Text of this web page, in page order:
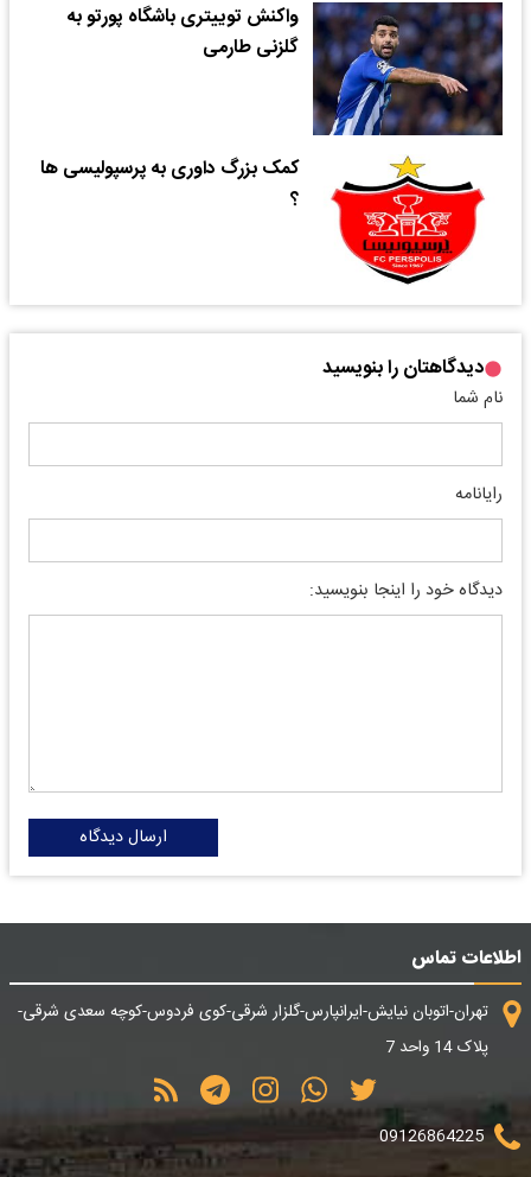
واکنش توییتری باشگاه پورتو به
گلزنی طارمی
کمک بزرگ داوری به پرسپولیسی ها
؟
دیدگاهتان را بنویسید
نام شما
رایانامه
دیدگاه خود را اینجا بنویسید:
ارسال دیدگاه
اطلاعات تماس
تهران-اتوبان نیایش-ایرانپارس-گلزار شرقی-کوی فردوس-کوچه سعدی شرقی-
پلاک 14 واحد 7
09126864225